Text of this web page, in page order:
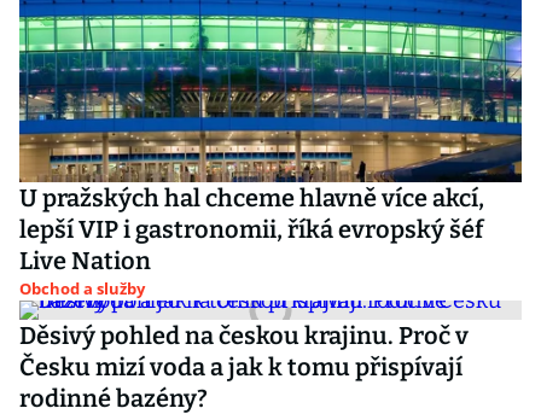
U pražských hal chceme hlavně více akcí,
lepší VIP i gastronomii, říká evropský šéf
Live Nation
Obchod a služby
Děsivý pohled na českou krajinu. Proč v
Česku mizí voda a jak k tomu přispívají
rodinné bazény?